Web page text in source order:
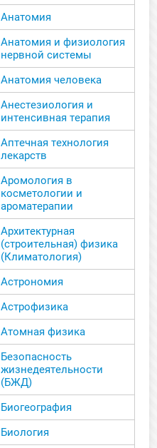
Анатомия
Анатомия и физиология
нервной системы
Анатомия человека
Анестезиология и
интенсивная терапия
Аптечная технология
лекарств
Аромология в
косметологии и
ароматерапии
Архитектурная
(строительная) физика
(Климатология)
Астрономия
Астрофизика
Атомная физика
Безопасность
жизнедеятельности
(БЖД)
Биогеография
Биология